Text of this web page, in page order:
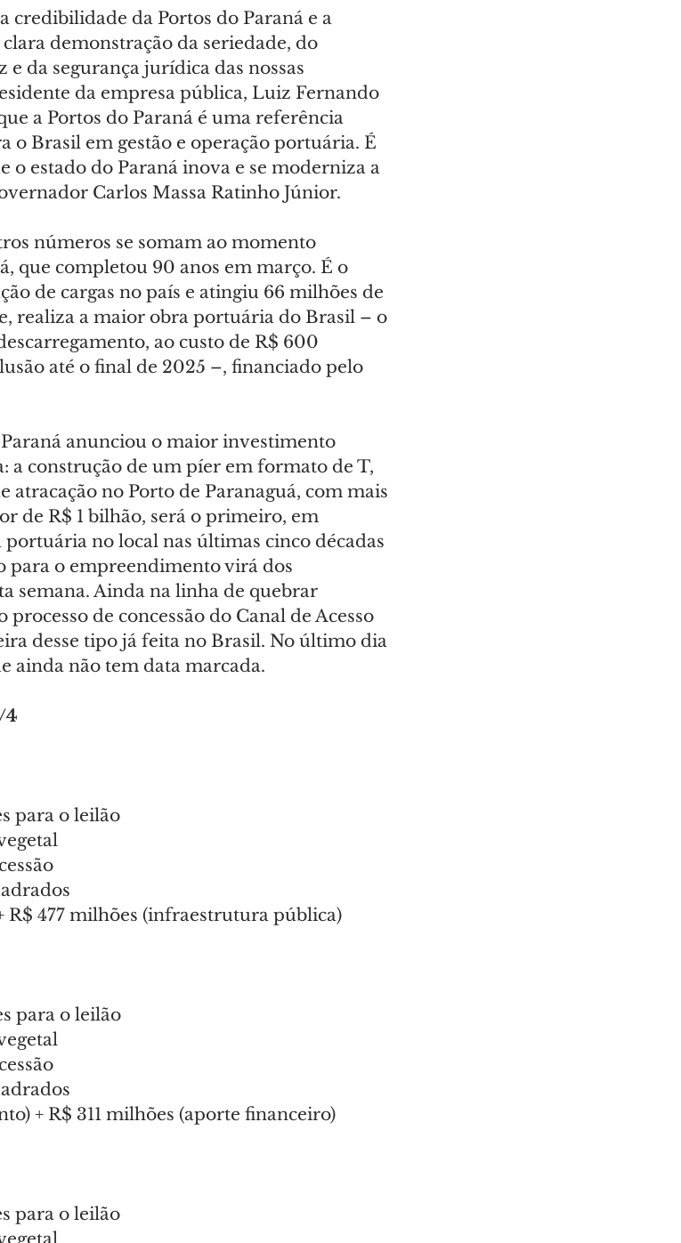
credibilidade da Portos do Paraná e a
demonstração da seriedade, do
da segurança jurídica das nossas
da empresa pública, Luiz Fernando
a Portos do Paraná é uma referência
o Brasil em gestão e operação portuária. É
o estado do Paraná inova e se moderniza a
Carlos Massa Ratinho Júnior.
números se somam ao momento
que completou 90 anos em março. É o
de cargas no país e atingiu 66 milhões de
realiza a maior obra portuária do Brasil – o
ao custo de R$ 600
até o final de 2025 –, financiado pelo
anunciou o maior investimento
a construção de um píer em formato de T,
atracação no Porto de Paranaguá, com mais
de R$ 1 bilhão, será o primeiro, em
no local nas últimas cinco décadas
para o empreendimento virá dos
semana. Ainda na linha de quebrar
de concessão do Canal de Acesso
desse tipo já feita no Brasil. No último dia
ainda não tem data marcada.
4
para o leilão
R$ 477 milhões (infraestrutura pública)
para o leilão
+ R$ 311 milhões (aporte financeiro)
para o leilão